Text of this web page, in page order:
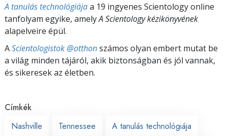
A tanulás technológiájaa 19 ingyenes Scientology online
tanfolyam egyike, amelyA Scientology kézikönyvének
alapelveire épül.
AScientologistok @otthonszámos olyan embert mutat be
a világ minden tájáról, akik biztonságban és jól vannak,
és sikeresek az életben.
Címkék
Nashville
Tennessee A tanulás technológiája